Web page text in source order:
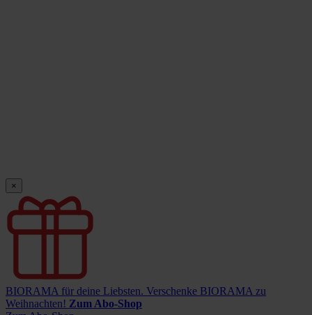
×
BIORAMA für deine Liebsten. Verschenke BIORAMA zu
Weihnachten! Zum Abo-Shop